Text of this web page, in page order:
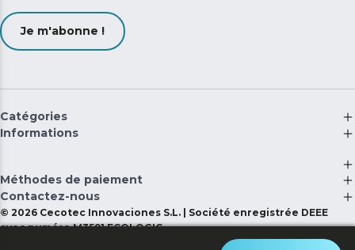
Je m'abonne !
Catégories
Informations
Méthodes de paiement
Contactez-nous
© 2026 Cecotec Innovaciones S.L. | Société enregistrée DEEE
avec numéro M3591 ECOLOGIC